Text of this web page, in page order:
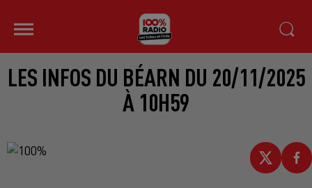
LES INFOS DU BÉARN DU 20/11/2025
À 10H59